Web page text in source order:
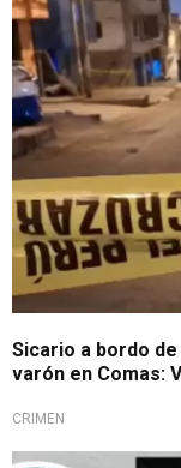
Sicario a bordo
varón en Comas:
CRIMEN